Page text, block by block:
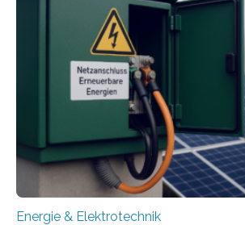
Entwicklung, Erprobung und
Konzepten zur langfristigen
sektorübergreifend vernetzten
Projekt startete am 15. Oktober
von drei Jahren und ein
Millionen Euro, wovon 2,6 Millionen
Ministerium für Umwelt, Klima und…
Energie & Elektrotechnik